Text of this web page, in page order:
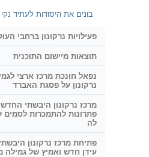
בונים את היסודות לעתיד
פעילויות נרקונון ברחבי
תוצאות מיישום התוכנית
נפאל חונכת מרכז ארצי
נרקונון על פסגת האברד
מרכז נרקונון היבשתי
פתרונות להתמכרות לסמים
לה
פתיחת מרכז נרקונון
עידן חדש ואמיץ של גמילה